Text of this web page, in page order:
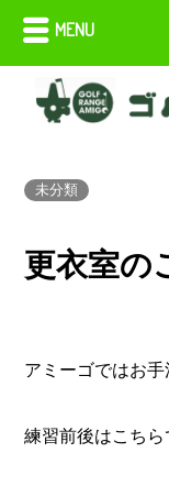
未分類
更衣室の
アミーゴではお手
練習前後はこち
MENU